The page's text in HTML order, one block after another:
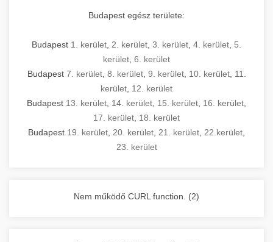
Budapest egész területe:
Budapest 1. kerület 2. kerület 3. kerület 4. kerület 5.
kerület 6. kerület
Budapest 7. kerület, 8. kerület, 9. kerület, 10. kerület, 11.
kerület 12. kerület
Budapest 13. kerület 14. kerület 15. kerület 16. kerület
17. kerület 18. kerület
Budapest 19. kerület 20. kerület 21. kerület 22.kerület
23. kerület
Nem működő CURL function. (2)